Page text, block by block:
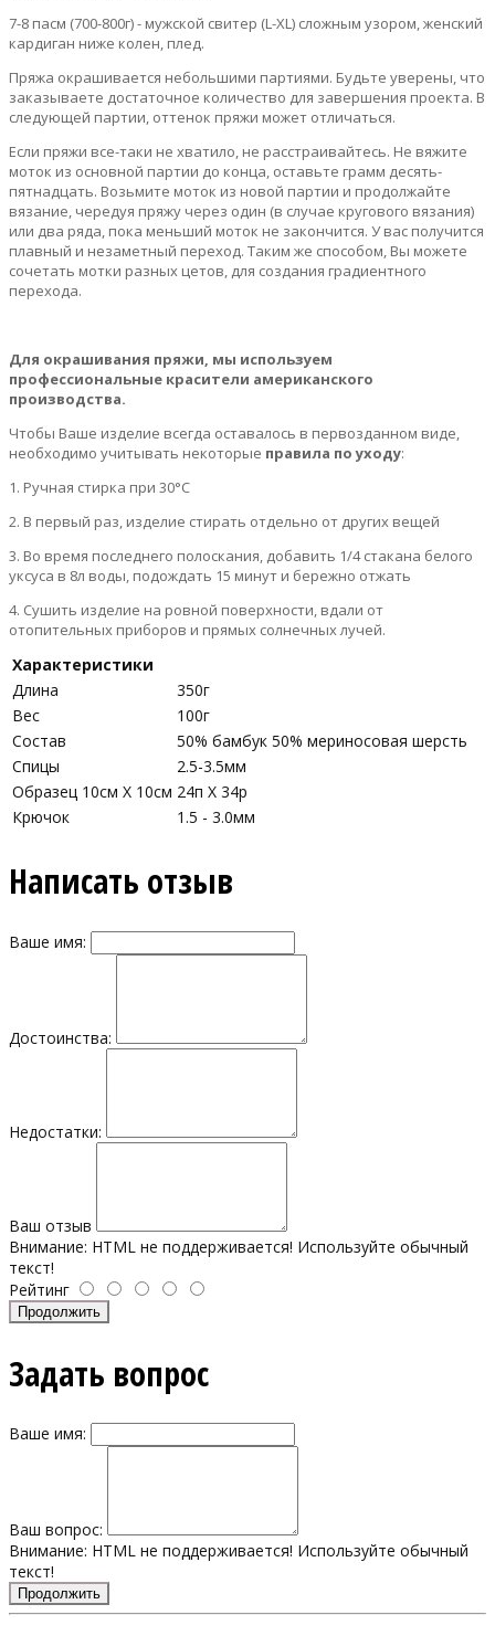
7-8 пасм (700-800г) - мужской свитер (L-XL) сложным узором, женский
кардиган ниже колен, плед.
Пряжа окрашивается небольшими партиями. Будьте уверены, что
заказываете достаточное количество для завершения проекта. В
следующей партии, оттенок пряжи может отличаться.
Если пряжи все-таки не хватило, не расстраивайтесь. Не вяжите
моток из основной партии до конца, оставьте грамм десять-
пятнадцать. Возьмите моток из новой партии и продолжайте
вязание, чередуя пряжу через один (в случае кругового вязания)
или два ряда, пока меньший моток не закончится. У вас получится
плавный и незаметный переход. Таким же способом, Вы можете
сочетать мотки разных цетов, для создания градиентного
перехода.
Для окрашивания пряжи, мы используем
профессиональные красители американского
производства.
Чтобы Ваше изделие всегда оставалось в первозданном виде,
необходимо учитывать некоторые правила по уходу:
1. Ручная стирка при 30°С
2. В первый раз, изделие стирать отдельно от других вещей
3. Во время последнего полоскания, добавить 1/4 стакана белого
уксуса в 8л воды, подождать 15 минут и бережно отжать
4. Сушить изделие на ровной поверхности, вдали от
отопительных приборов и прямых солнечных лучей.
Характеристики
Длина
350г
Вес
100г
Состав
50% бамбук 50% мериносовая шерсть
Спицы
2.5-3.5мм
Образец 10см Х 10см 24п Х 34р
Крючок
1.5 - 3.0мм
Написать отзыв
Ваше имя:
Достоинства:
Недостатки:
Ваш отзыв
Внимание: HTML не поддерживается! Используйте обычный
текст!
Рейтинг
Продолжить
Задать вопрос
Ваше имя:
Ваш вопрос:
Внимание: HTML не поддерживается! Используйте обычный
текст!
Продолжить